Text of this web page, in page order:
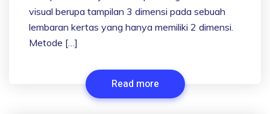
visual berupa tampilan 3 dimensi pada sebuah
lembaran kertas yang hanya memiliki 2 dimensi.
Metode […]
Read more